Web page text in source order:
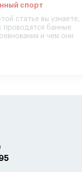
спорт
статье вы узнаете,
проводятся банные
и чем они